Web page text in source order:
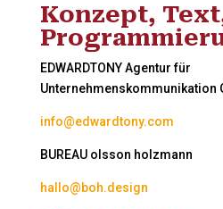
Konzept,
EDWARDTONY Agentur für
Unternehmenskommunikation
info@edwardtony.com
BUREAU olsson holzmann
hallo@boh.design